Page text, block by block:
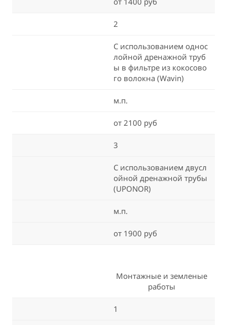
2
С использованием однос
лойной дренажной труб
ы в фильтре из кокосово
го волокна (Wavin)
м.п.
от 2100 руб
3
С использованием двусл
ойной дренажной трубы
(UPONOR)
м.п.
от 1900 руб
Монтажные и земленые
работы
1